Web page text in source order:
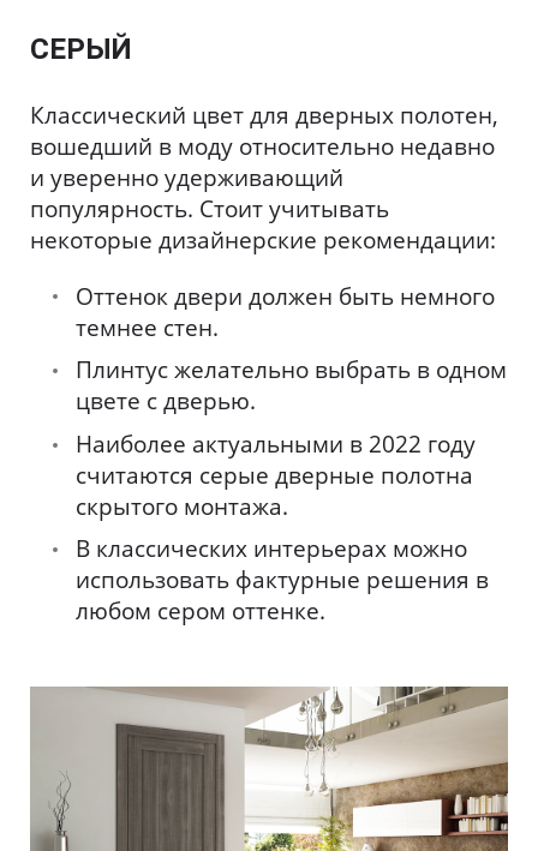
СЕРЫЙ
Классический цвет для дверных полотен,
вошедший в моду относительно недавно
и уверенно удерживающий
популярность. Стоит учитывать
некоторые дизайнерские рекомендации:
Оттенок двери должен быть немного
темнее стен.
Плинтус желательно выбрать в одном
цвете с дверью.
Наиболее актуальными в 2022 году
считаются серые дверные полотна
скрытого монтажа.
В классических интерьерах можно
использовать фактурные решения в
любом сером оттенке.